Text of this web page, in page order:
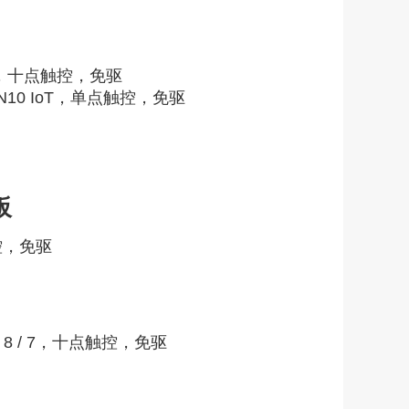
十点触控，免驱
IoT，单点触控，免驱
免驱
/ 7，十点触控，免驱